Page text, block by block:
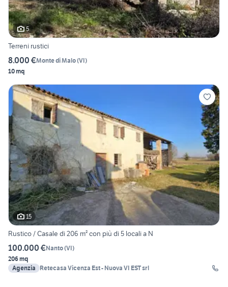
5
Terreni rustici
8.000 €Monte di Malo(VI)
10 mq
15
Rustico / Casale di 206 m² con più di 5 locali a N
100.000 €Nanto(VI)
206 mq
Agenzia
Retecasa Vicenza Est - Nuova VI EST srl